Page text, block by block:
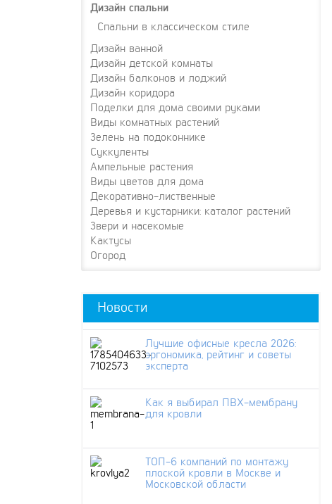
Дизайн спальни
Спальни в классическом стиле
Дизайн ванной
Дизайн детской комнаты
Дизайн балконов и лоджий
Дизайн коридора
Поделки для дома своими руками
Виды комнатных растений
Зелень на подоконнике
Суккуленты
Ампельные растения
Виды цветов для дома
Декоративно-лиственные
Деревья и кустарники: каталог растений
Звери и насекомые
Кактусы
Огород
Новости
Лучшие офисные кресла 2026:
эргономика, рейтинг и советы
эксперта
Как я выбирал ПВХ-мембрану
для кровли
ТОП-6 компаний по монтажу
плоской кровли в Москве и
Московской области